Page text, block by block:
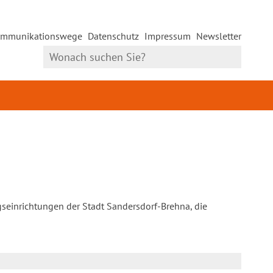
Datenschutz Impressum Newsletter
der Stadt Sandersdorf-Brehna, die